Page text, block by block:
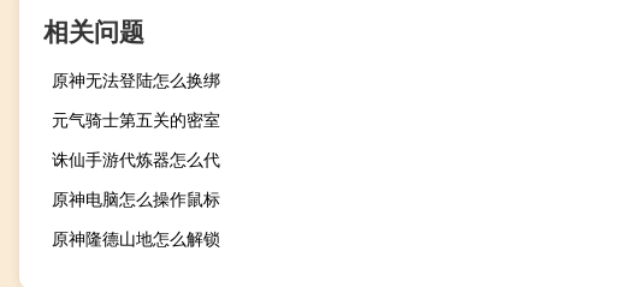
相关问题
原神无法登陆怎么换绑
元气骑士第五关的密室
诛仙手游代炼器怎么代
原神电脑怎么操作鼠标
原神隆德山地怎么解锁